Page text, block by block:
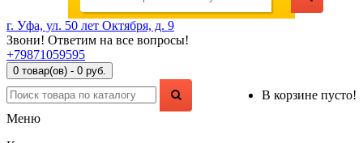
г. Уфа, ул. 50 лет Октября, д. 9
Звони! Ответим на все вопросы!
+79871059595
0 товар(ов) - 0 руб.
В корзине пусто!
Меню